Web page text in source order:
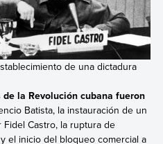
de una dictadura
la Revolución cubana fueron
Batista, la instauración de un
Castro, la ruptura de
el inicio del bloqueo comercial a